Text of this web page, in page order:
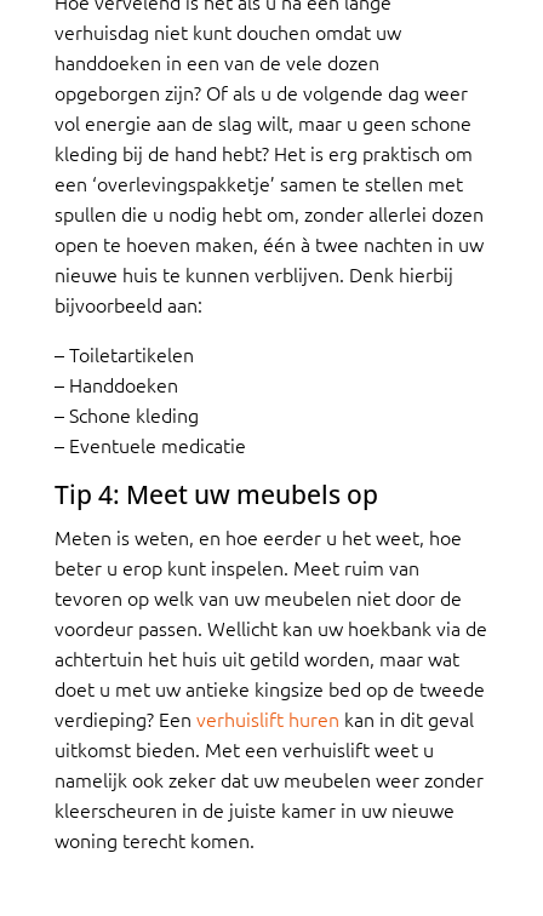
verhuisdag niet kunt douchen omdat uw
handdoeken in een van de vele dozen
opgeborgen zijn? Of als u de volgende dag weer
vol energie aan de slag wilt, maar u geen schone
kleding bij de hand hebt? Het is erg praktisch om
een ‘overlevingspakketje’ samen te stellen met
spullen die u nodig hebt om, zonder allerlei dozen
open te hoeven maken, één à twee nachten in uw
nieuwe huis te kunnen verblijven. Denk hierbij
bijvoorbeeld aan:
– Toiletartikelen
– Handdoeken
– Schone kleding
– Eventuele medicatie
Tip 4: Meet uw meubels op
Meten is weten, en hoe eerder u het weet, hoe
beter u erop kunt inspelen. Meet ruim van
tevoren op welk van uw meubelen niet door de
voordeur passen. Wellicht kan uw hoekbank via de
achtertuin het huis uit getild worden, maar wat
doet u met uw antieke kingsize bed op de tweede
verdieping? Een verhuislift huren kan in dit geval
uitkomst bieden. Met een verhuislift weet u
namelijk ook zeker dat uw meubelen weer zonder
kleerscheuren in de juiste kamer in uw nieuwe
woning terecht komen.